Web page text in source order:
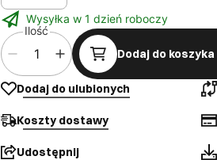
Wysyłka w 1 dzień roboczy
Ilość
Dodaj do koszyka
Dodaj do ulubionych
Koszty dostawy
Udostępnij